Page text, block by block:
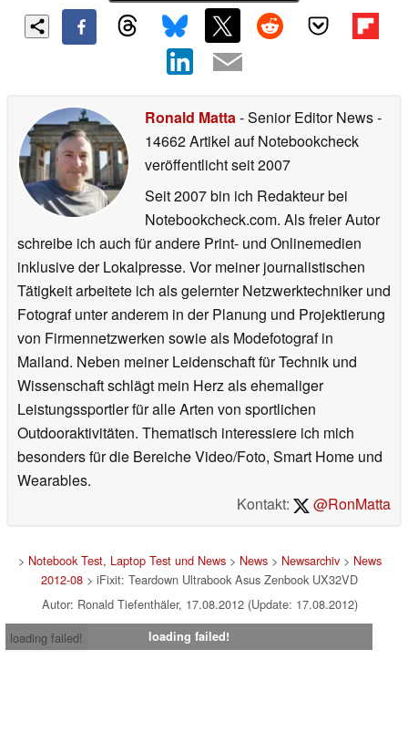
Ronald Matta- Senior Editor News-
14662 Artikel auf Notebookcheck
veröffentlichtseit 2007
Seit 2007 bin ich Redakteur bei
Notebookcheck.com. Als freier Autor
schreibe ich auch für andere Print- und Onlinemedien
inklusive der Lokalpresse. Vor meiner journalistischen
Tätigkeit arbeitete ich als gelernter Netzwerktechniker und
Fotograf unter anderem in der Planung und Projektierung
von Firmennetzwerken sowie als Modefotograf in
Mailand. Neben meiner Leidenschaft für Technik und
Wissenschaft schlägt mein Herz als ehemaliger
Leistungssportler für alle Arten von sportlichen
Outdooraktivitäten. Thematisch interessiere ich mich
besonders für die Bereiche Video/Foto, Smart Home und
Wearables.
Kontakt:
@RonMatta
> Notebook Test, Laptop Test und News> News> Newsarchiv> News
2012-08 > iFixit: Teardown Ultrabook Asus Zenbook UX32VD
Autor: Ronald Tiefenthäler, 17.08.2012 (Update: 17.08.2012)
loading failed!
loading failed!